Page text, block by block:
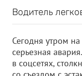
Водитель
Сегодня утром
серьезная
в соцсетях,